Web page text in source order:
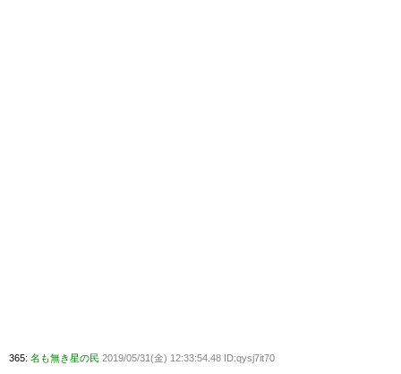
365: 名も無き星の民 2019/05/31(金) 12:33:54.48 ID:qysj7it70